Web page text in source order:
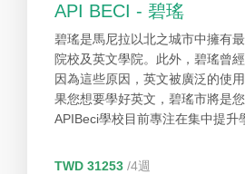
API BECI - 碧瑤
碧瑤是馬尼拉以北之城市中擁有
院校及英文學院。此外，碧瑤曾
因為這些原因，英文被廣泛的使
果您想要學好英文，碧瑤市將是您
APIBeci學校目前專注在集中提升
進修。
TWD 31253 /4週